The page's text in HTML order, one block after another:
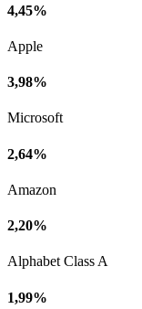
4,45%
Apple
3,98%
Microsoft
2,64%
Amazon
2,20%
Alphabet Class A
1,99%